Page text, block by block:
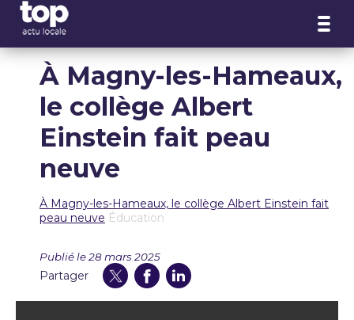
À Magny-les-Hameaux,
le collège Albert
Einstein fait peau
neuve
À Magny-les-Hameaux, le collège Albert Einstein fait
peau neuve Éducation
Publié le 28 mars 2025
Partager
Panneau de gestion des cookies